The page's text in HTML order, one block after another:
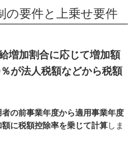
の要件と上乗せ要件
増加割合に応じて増加額
が法人税額などから税額
者の前事業年度から適用事業年度
に税額控除率を乗じて計算しま